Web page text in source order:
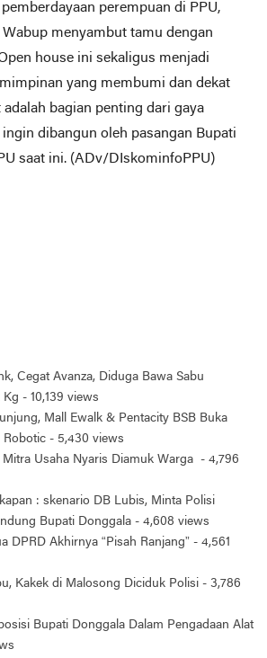
perempuan di PPU,
menyambut tamu dengan
house ini sekaligus menjadi
yang membumi dan dekat
bagian penting dari gaya
dibangun oleh pasangan Bupati
saat ini. (ADv/DIskominfoPPU)
Cegat Avanza, Diduga Bawa Sabu
Kg - 10,139 views
Mall Ewalk & Pentacity BSB Buka
Robotic - 5,430 views
Mitra Usaha Nyaris Diamuk Warga - 4,796
: skenario DB Lubis, Minta Polisi
Bupati Donggala - 4,608 views
DPRD Akhirnya “Pisah Ranjang” - 4,561
Kakek di Malosong Diciduk Polisi - 3,786
Bupati Donggala Dalam Pengadaan Alat